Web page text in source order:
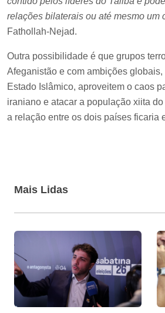
relações bilaterais ou até mesmo um
Fathollah-Nejad.
Outra possibilidade é que grupos
Afeganistão e com ambições
Estado Islâmico, aproveitem o caos
iraniano e atacar a população xiita
a relação entre os dois países ficaria
Mais Lidas